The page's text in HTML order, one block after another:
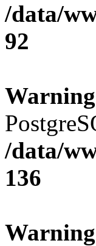
/data/
92
Warning
/data/
136
Warning